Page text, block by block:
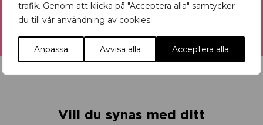
trafik. Genom att klicka på "Acceptera alla" samtycker
du till vår användning av cookies.
Anpassa Avvisa alla Acceptera alla
Vill du synas med ditt